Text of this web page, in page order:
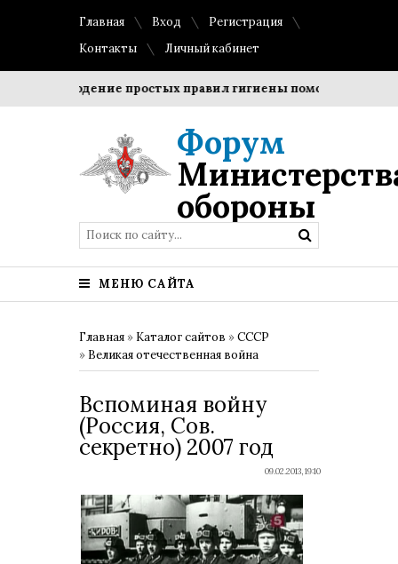
Главная Вход
Регистрация
Контакты
Личный кабинет
Соблюдение простых правил гигиены помогает
Форум
обороны
МЕНЮ САЙТА
Главная » Каталог сайтов »СССР
» Великая отечественная война
Вспоминая войну
(Россия, Сов.
секретно) 2007 год
09.02.2013, 19:10